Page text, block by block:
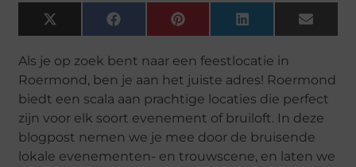
X
(Twitter)
FacebookPinterest LinkedIn Email
Als je op zoek bent naar een feestlocatie in
Roermond, ben je aan het juiste adres! Roermond
biedt een scala aan prachtige locaties die perfect
zijn voor elk soort evenement of bruiloft. In deze
blogpost nemen we je mee door de bruisende
lokale evenementen- en trouwscene, en laten we